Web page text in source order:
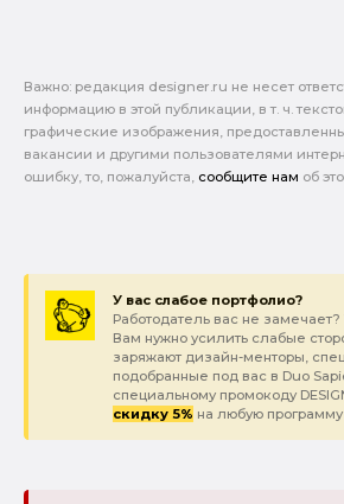
Важно: pедакция designer.ru не несет
информацию в этой публикации, в т. ч.
графические изображения,
вакансии и другими пользователями
ошибку, то, пожалуйста, сообщите нам об
У вас слабое портфолио?
Работодатель вас не
Вам нужно усилить слабые
заряжают дизайн-менторы,
подобранные под вас в Duo
специальному промокоду
скидку 5% на любую